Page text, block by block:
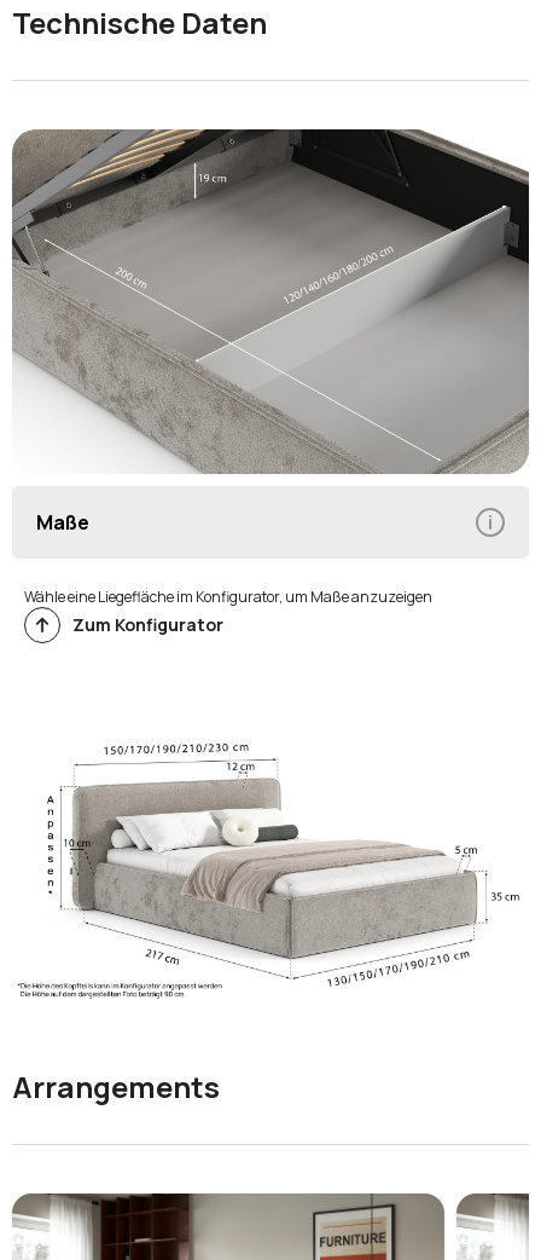
Technische Daten
Maße
Wähle eine Liegefläche im Konfigurator, um Maße anzuzeigen
Zum Konfigurator
Arrangements